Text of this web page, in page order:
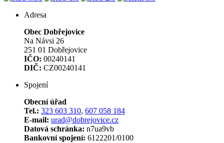
Adresa
Obec Dobřejovice
Na Návsi 26
251 01 Dobřejovice
IČO: 00240141
DIČ: CZ00240141
Spojení
Obecní úřad
Tel.: 323 603 310, 607 058 184
E-mail: urad@dobrejovice.cz
Datová schránka: n7ua9vb
Bankovní spojení: 6122201/0100